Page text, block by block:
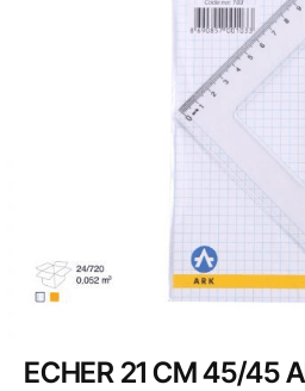
ECHER 21 CM 45/45